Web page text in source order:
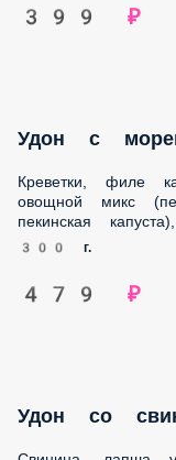
Креветки, филе
соевый и
300 г.
479 ₽
Свинина, лапша